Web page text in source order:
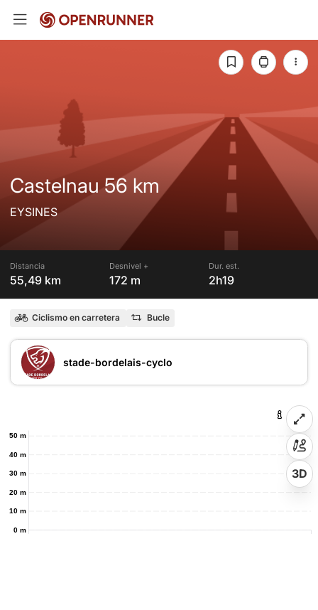
Castelnau 56 km
EYSINES
Distancia
55,49 km
Desnivel +
172 m
Dur. est.
2h19
Ciclismo en carretera Bucle
stade-bordelais-cyclo
0 m
10 m
20 m
30 m
40 m
50 m
3D